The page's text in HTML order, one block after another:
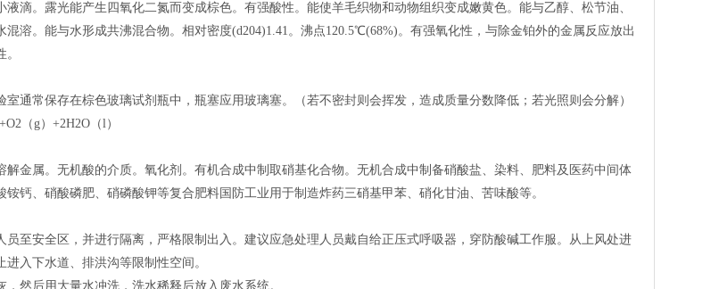
滴。露光能产生四氧化二氮而变成棕色。有强酸性。能使羊毛织物和动物组织变成嫩黄色。能与乙醇、松节油、
溶。能与水形成共沸混合物。相对密度(d204)1.41。沸点120.5℃(68%)。有强氧化性，与除金铂外的金属反应放出
常保存在棕色玻璃试剂瓶中，瓶塞应用玻璃塞。（若不密封则会挥发，造成质量分数降低；若光照则会分解）
（g）+2H2O（l）
解金属。无机酸的介质。氧化剂。有机合成中制取硝基化合物。无机合成中制备硝酸盐、染料、肥料及医药中间体
钙、硝酸磷肥、硝磷酸钾等复合肥料国防工业用于制造炸药三硝基甲苯、硝化甘油、苦味酸等。
安全区，并进行隔离，严格限制出入。建议应急处理人员戴自给正压式呼吸器，穿防酸碱工作服。从上风处进
入下水道、排洪沟等限制性空间。
后用大量水冲洗，洗水稀释后放入废水系统。